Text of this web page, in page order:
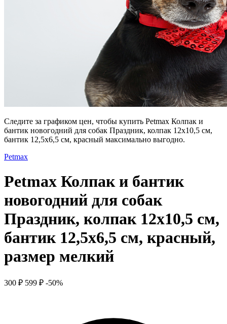
Следите за графиком цен, чтобы купить Petmax Колпак и
бантик новогодний для собак Праздник, колпак 12х10,5 см,
бантик 12,5х6,5 см, красный максимально выгодно.
Petmax
Petmax Колпак и бантик
новогодний для собак
Праздник, колпак 12х10,5 см,
бантик 12,5х6,5 см, красный,
размер мелкий
300 ₽ 599 ₽ -50%